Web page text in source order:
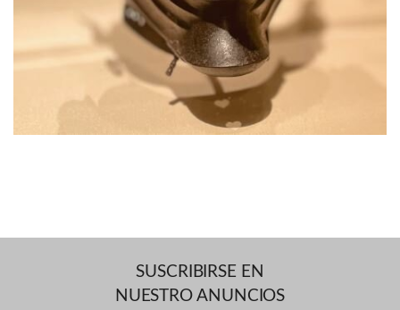
SUSCRIBIRSE EN
NUESTRO ANUNCIOS